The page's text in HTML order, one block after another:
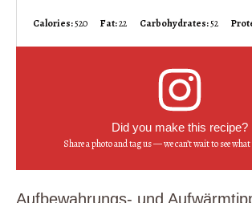
Calories:520 Fat:22 Carbohydrates:52
Did you make this recipe?
Share a photo and tag us — we can’t wait to see what
Aufbewahrungs- und